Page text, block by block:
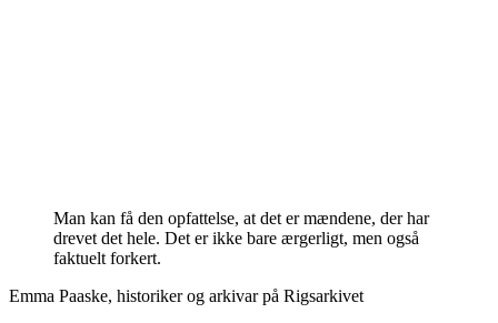
Man kan få den opfattelse, at det er mændene, der har
drevet det hele. Det er ikke bare ærgerligt, men også
faktuelt forkert.
Emma Paaske, historiker og arkivar på Rigsarkivet